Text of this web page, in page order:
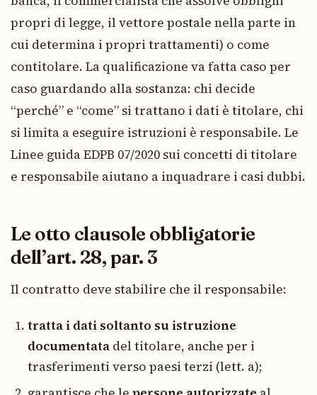
propri di legge, il vettore postale nella parte in
cui determina i propri trattamenti) o come
contitolare. La qualificazione va fatta caso per
caso guardando alla sostanza: chi decide
“perché” e “come” si trattano i dati è titolare, chi
si limita a eseguire istruzioni è responsabile. Le
Linee guida EDPB 07/2020 sui concetti di titolare
e responsabile aiutano a inquadrare i casi dubbi.
Le otto clausole obbligatorie
dell’art. 28, par. 3
Il contratto deve stabilire che il responsabile:
tratta i dati soltanto su istruzione
documentata del titolare, anche per i
trasferimenti verso paesi terzi (lett. a);